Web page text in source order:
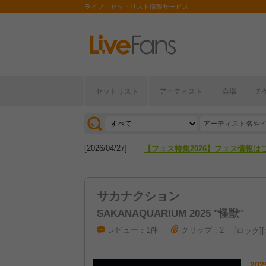
ライブ・セットリスト情報サービス
セットリスト アーティスト 会場 チ
[2026/07/28] 【ライブ動員ランキング】2026年
[2026/04/27] 【フェス特集2026】フェス情報は
サカナクション
SAKANAQUARIUM 2025 "怪獣"
レビュー：1件 クリップ：2 ロック